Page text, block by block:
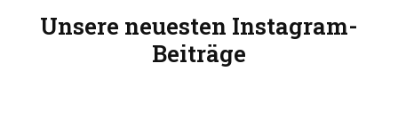
Unsere neuesten Instagram-
Beiträge